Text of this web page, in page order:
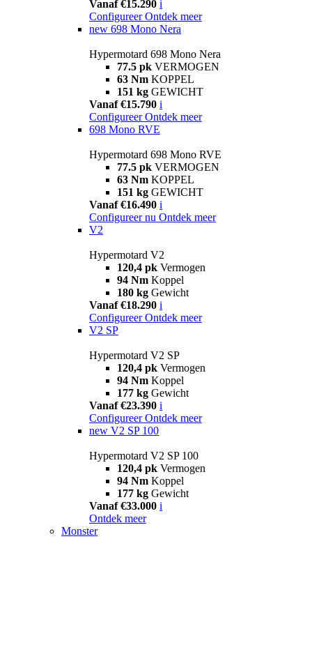
Vanaf €15.290 i
Configureer Ontdek meer
new 698 Mono Nera
Hypermotard 698 Mono Nera
77.5 pk VERMOGEN
63 Nm KOPPEL
151 kg GEWICHT
Vanaf €15.790 i
Configureer Ontdek meer
698 Mono RVE
Hypermotard 698 Mono RVE
77.5 pk VERMOGEN
63 Nm KOPPEL
151 kg GEWICHT
Vanaf €16.490 i
Configureer nu Ontdek meer
V2
Hypermotard V2
120,4 pk Vermogen
94 Nm Koppel
180 kg Gewicht
Vanaf €18.290 i
Configureer Ontdek meer
V2 SP
Hypermotard V2 SP
120,4 pk Vermogen
94 Nm Koppel
177 kg Gewicht
Vanaf €23.390 i
Configureer Ontdek meer
new V2 SP 100
Hypermotard V2 SP 100
120,4 pk Vermogen
94 Nm Koppel
177 kg Gewicht
Vanaf €33.000 i
Ontdek meer
Monster